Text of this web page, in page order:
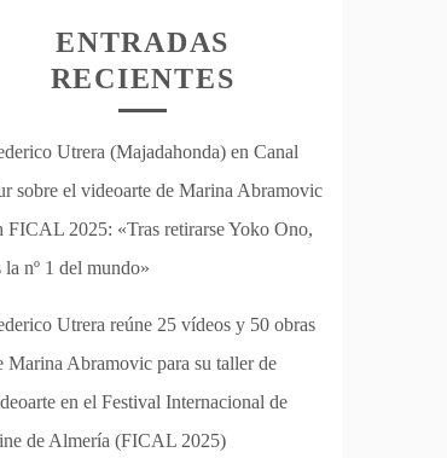
ENTRADAS
RECIENTES
Utrera (Majadahonda) en Canal
sobre el videoarte de Marina Abramovic
FICAL 2025: «Tras retirarse Yoko Ono,
la nº 1 del mundo»
Utrera reúne 25 vídeos y 50 obras
Marina Abramovic para su taller de
en el Festival Internacional de
de Almería (FICAL 2025)